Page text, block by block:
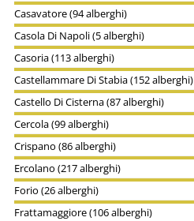
Casavatore (94 alberghi)
Casola Di Napoli (5 alberghi)
Casoria (113 alberghi)
Castellammare Di Stabia (152 alberghi)
Castello Di Cisterna (87 alberghi)
Cercola (99 alberghi)
Crispano (86 alberghi)
Ercolano (217 alberghi)
Forio (26 alberghi)
Frattamaggiore (106 alberghi)